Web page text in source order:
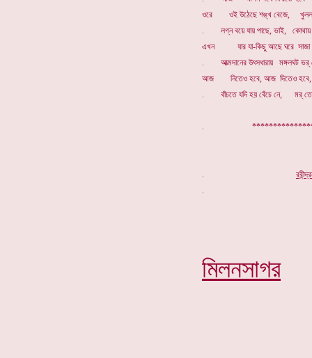
ওরে ওই উঠেছে শঙ্খ বেজে, খুলল
. লগ্ন বয়ে যায় পাছে, ভাই, কোথায়
এখন যার যা-কিছু আছে ঘরে সাজা
. আত্মদানের উৎসধারায় মঙ্গলঘট ভর্
আজ নিতেও হবে, আজ দিতেও হবে,
. বাঁচতে যদি হয় বেঁচে নে, মর্ তে
.
. র
.
মিলনসাগর